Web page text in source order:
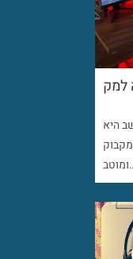
למק
היא